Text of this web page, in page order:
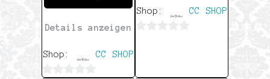
Details anzeigen
Shop: CC SHOP
Shop: CC SHOP